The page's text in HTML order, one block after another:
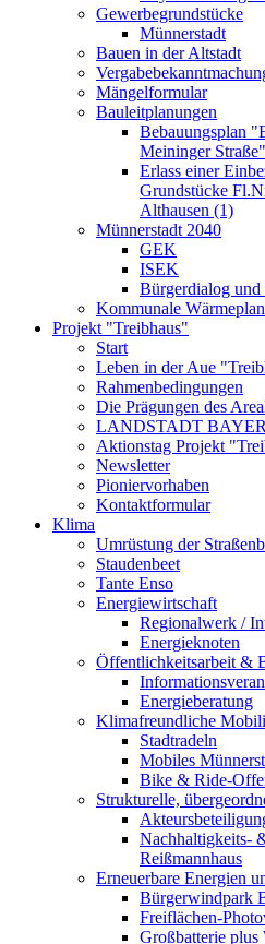
Gewerbegrundstücke
Münnerstadt
Bauen in der Altstadt
Mängelformular
Bauleitplanungen
Bebauungsplan
Meininger
Erlass einer
Grundstücke
Althausen (1)
Münnerstadt 2040
GEK
ISEK
Bürgerdialog und
Kommunale
Projekt "Treibhaus"
Start
Leben in der Aue
Rahmenbedingungen
Die Prägungen des
LANDSTADT
Aktionstag Projekt
Newsletter
Pioniervorhaben
Kontaktformular
Klima
Umrüstung der
Staudenbeet
Tante Enso
Energiewirtschaft
Regionalwerk /
Energieknoten
Öffentlichkeitsarbeit &
Energieberatung
Klimafreundliche
Stadtradeln
Mobiles
Bike & Ride-
Strukturelle,
Nachhaltigkeits-
Reißmannhaus
Erneuerbare Energien
Bürgerwindpark
Freiflächen-
Großbatterie plus